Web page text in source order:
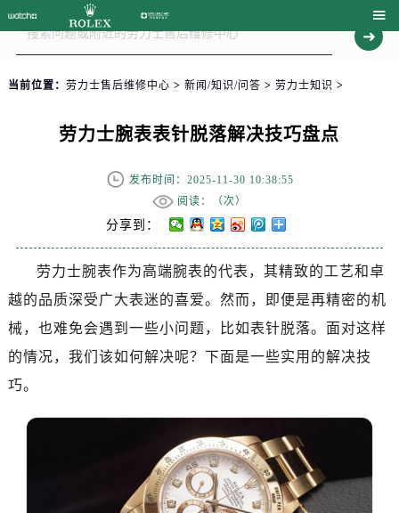

当前位置： 劳力士售后维修中心 > 新闻/知识/问答 > 劳力士知识 >
劳力士腕表表针脱落解决技巧盘点
发布时间：2025-11-30 10:38:55
阅读：（次）
分享到：
劳力士腕表作为高端腕表的代表，其精致的工艺和卓
越的品质深受广大表迷的喜爱。然而，即便是再精密的机
械，也难免会遇到一些小问题，比如表针脱落。面对这样
的情况，我们该如何解决呢？下面是一些实用的解决技
巧。